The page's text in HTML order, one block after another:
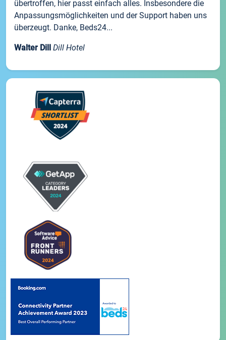
übertroffen, hier passt einfach alles. Insbesondere die
Anpassungsmöglichkeiten und der Support haben uns
überzeugt. Danke, Beds24...
Walter Dill Dill Hotel